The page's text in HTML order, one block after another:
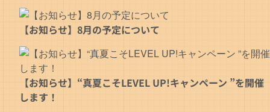
【お知らせ】8月の予定について
【お知らせ】“真夏こそLEVEL UP!キャンペーン ”を開催
します！